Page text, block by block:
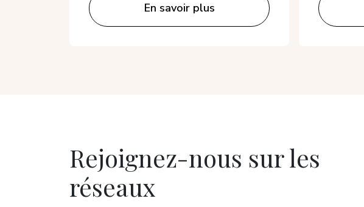
En savoir plus
Rejoignez-nous sur les
réseaux